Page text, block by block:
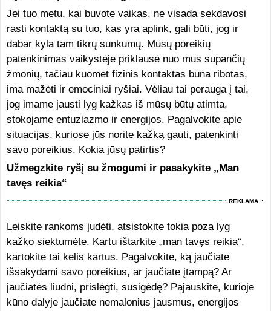
Jei tuo metu, kai buvote vaikas, ne visada sekdavosi
rasti kontaktą su tuo, kas yra aplink, gali būti, jog ir
dabar kyla tam tikrų sunkumų. Mūsų poreikių
patenkinimas vaikystėje priklausė nuo mus supančių
žmonių, tačiau kuomet fizinis kontaktas būna ribotas,
ima mažėti ir emociniai ryšiai. Vėliau tai perauga į tai,
jog imame jausti lyg kažkas iš mūsų būtų atimta,
stokojame entuziazmo ir energijos. Pagalvokite apie
situacijas, kuriose jūs norite kažką gauti, patenkinti
savo poreikius. Kokia jūsų patirtis?
Užmegzkite ryšį su žmogumi ir pasakykite „Man
tavęs reikia“
REKLAMA
Leiskite rankoms judėti, atsistokite tokia poza lyg
kažko siektumėte. Kartu ištarkite „man tavęs reikia“,
kartokite tai kelis kartus. Pagalvokite, ką jaučiate
išsakydami savo poreikius, ar jaučiate įtampą? Ar
jaučiatės liūdni, prislėgti, susigėdę? Pajauskite, kurioje
kūno dalyje jaučiate nemalonius jausmus, energijos